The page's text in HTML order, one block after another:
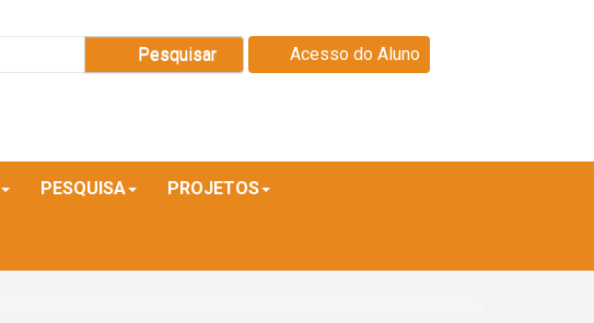
Pesquisar Acesso do Aluno
PESQUISA PROJETOS